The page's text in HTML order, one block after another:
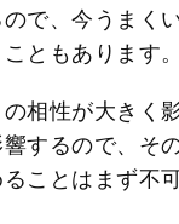
で、今うまく
ともあります。
相性が大きく
するので、そ
ことはまず不可